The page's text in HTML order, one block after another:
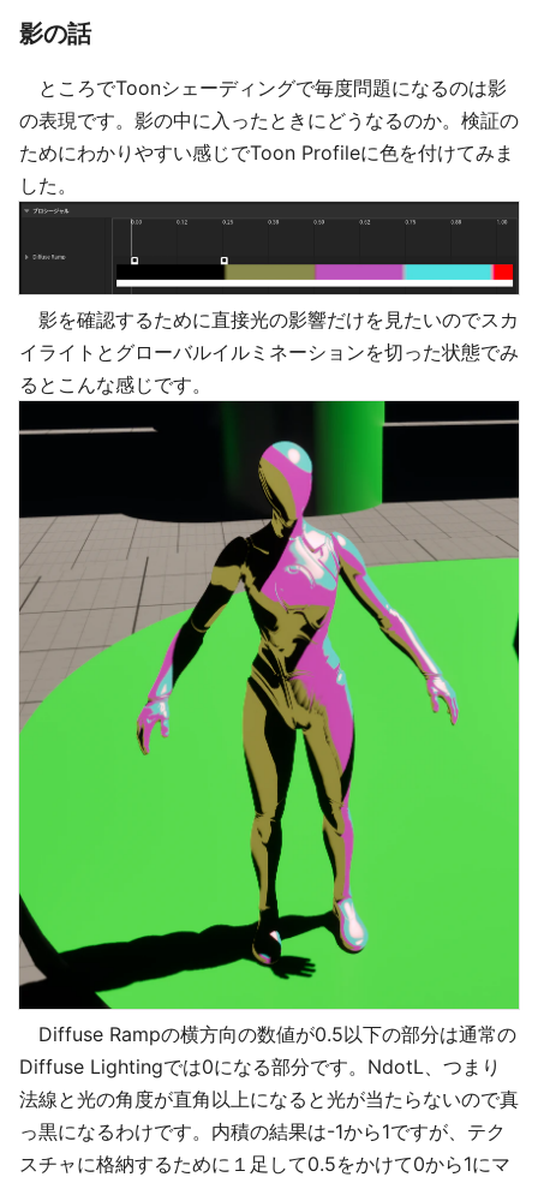
影の話
ところでToonシェーディングで毎度問題になるのは影
の表現です。影の中に入ったときにどうなるのか。検証の
ためにわかりやすい感じでToon Profileに色を付けてみま
した。
影を確認するために直接光の影響だけを見たいのでスカ
イライトとグローバルイルミネーションを切った状態でみ
るとこんな感じです。
Diffuse Rampの横方向の数値が0.5以下の部分は通常の
Diffuse Lightingでは0になる部分です。NdotL、つまり
法線と光の角度が直角以上になると光が当たらないので真
っ黒になるわけです。内積の結果は-1から1ですが、テク
スチャに格納するために１足して0.5をかけて0から1にマ